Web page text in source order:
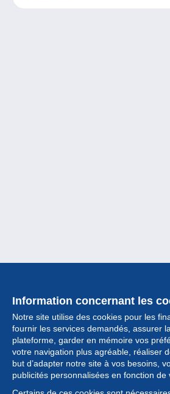
Information concernant les
Notre site utilise des cookies pour les
fournir les services demandés, assurer
plateforme, garder en mémoire vos
votre navigation plus agréable, réaliser
but d’adapter notre site à vos besoins,
publicités personnalisées en fonction de
Collection